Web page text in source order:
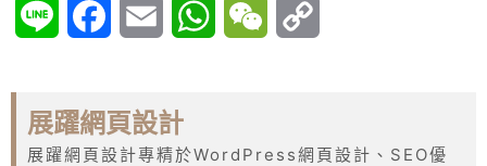
Line FacebookEmail WhatsApp
WeChat
展躍網頁設計
展躍網頁設計專精於WordPress網頁設計、SEO優